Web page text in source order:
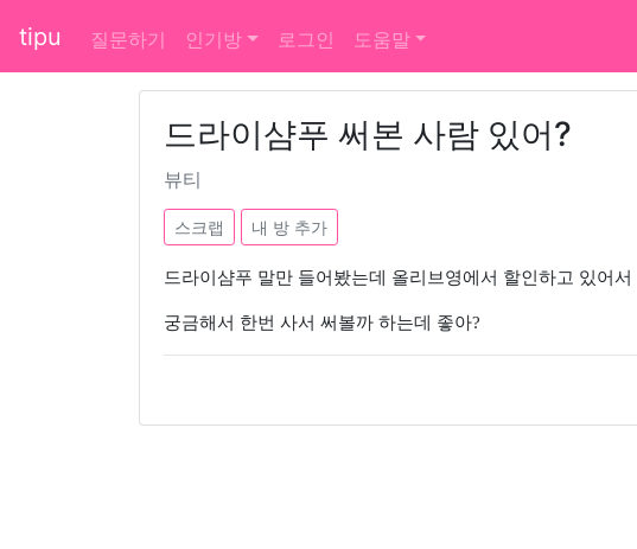
tipu 질문하기 인기방 로그인 도움말
드라이샴푸 써본 사람 있어?
뷰티
스크랩 내 방 추가
드라이샴푸 말만 들어봤는데 올리브영에서 할인하고 있어서
궁금해서 한번 사서 써볼까 하는데 좋아?